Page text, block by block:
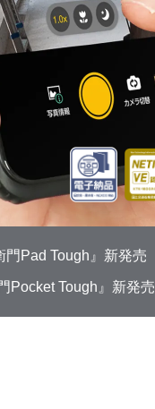
門Pad Tough』新発売
Pocket Tough』新発売